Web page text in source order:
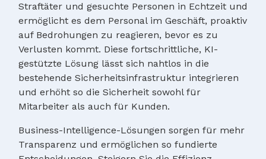
Straftäter und gesuchte Personen in Echtzeit und
ermöglicht es dem Personal im Geschäft, proaktiv
auf Bedrohungen zu reagieren, bevor es zu
Verlusten kommt. Diese fortschrittliche, KI-
gestützte Lösung lässt sich nahtlos in die
bestehende Sicherheitsinfrastruktur integrieren
und erhöht so die Sicherheit sowohl für
Mitarbeiter als auch für Kunden.
Business-Intelligence-Lösungen sorgen für mehr
Transparenz und ermöglichen so fundierte